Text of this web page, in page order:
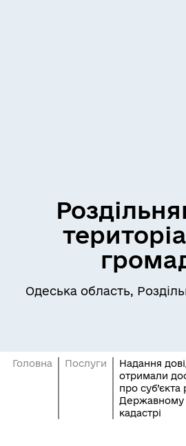
Одеська область,
Головна Послуги
Надання
отримали
про
Державному
кадастрі